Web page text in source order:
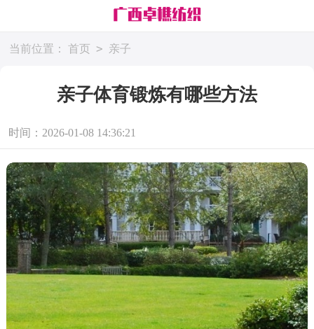
当前位置： 首页 > 亲子
亲子体育锻炼有哪些方法
时间：2026-01-08 14:36:21